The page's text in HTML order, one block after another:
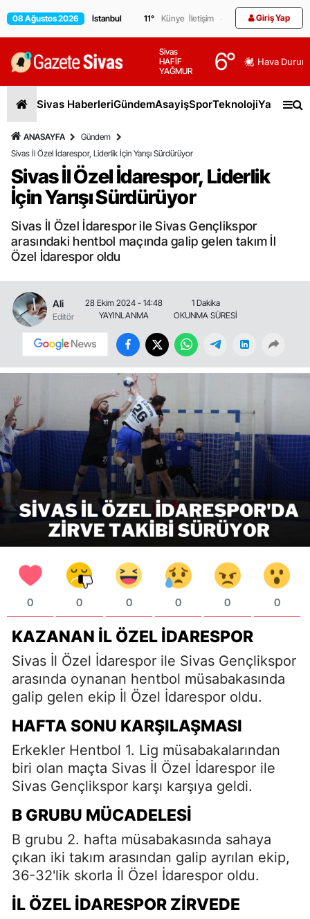
08 Ağustos 2026 11° Künye İletişim Giriş Yap
Sivas
HAFİF
YAĞMUR
6° Hava
Sivas HaberleriGündemAsayişSporTeknolojiYaşam
ANASAYFA
Gündem
Sivas İl Özel İdarespor, Liderlik İçin Yarışı Sürdürüyor
Sivas İl Özel İdarespor, Liderlik
İçin Yarışı Sürdürüyor
Sivas İl Özel İdarespor ile Sivas Gençlikspor
arasındaki hentbol maçında galip gelen takım İl
Özel İdarespor oldu
Ali
Editör
28 Ekim 2024 - 14:48
YAYINLANMA
1 Dakika
OKUNMA SÜRESİ
0 0 0 0 0 0
KAZANAN İL ÖZEL İDARESPOR
Sivas İl Özel İdarespor ile Sivas Gençlikspor
arasında oynanan hentbol müsabakasında
galip gelen ekip İl Özel İdarespor oldu.
HAFTA SONU KARŞILAŞMASI
Erkekler Hentbol 1. Lig müsabakalarından
biri olan maçta Sivas İl Özel İdarespor ile
Sivas Gençlikspor karşı karşıya geldi.
B GRUBU MÜCADELESI
B grubu 2. hafta müsabakasında sahaya
çıkan iki takım arasından galip ayrılan ekip,
36-32'lik skorla İl Özel İdarespor oldu.
İL ÖZEL İDARESPOR ZIRVEDE